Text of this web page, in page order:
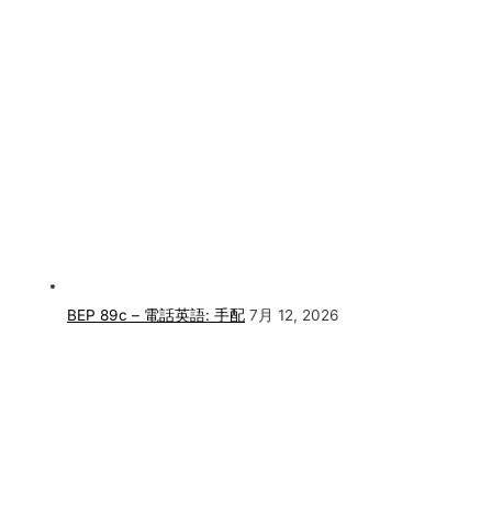
BEP 89c – 電話英語: 手配 7月 12, 2026